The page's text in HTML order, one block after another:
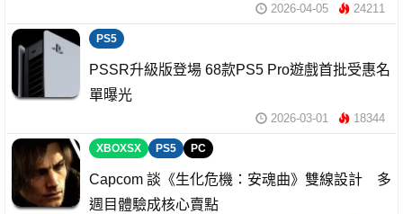
2026-04-05 24211
PS5
PSSR升級版登場 68款PS5 Pro遊戲首批受惠名
單曝光
2026-03-01 18344
XBOXSX PS5 PC
Capcom 談《生化危機：安魂曲》雙線設計 多
週目體驗成核心賣點